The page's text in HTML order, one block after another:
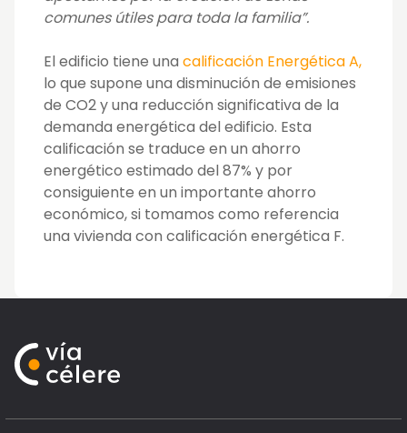
comunes útiles para toda la familia”.
El edificio tiene una calificación Energética A,
lo que supone una disminución de emisiones
de CO2 y una reducción significativa de la
demanda energética del edificio. Esta
calificación se traduce en un ahorro
energético estimado del 87% y por
consiguiente en un importante ahorro
económico, si tomamos como referencia
una vivienda con calificación energética F.